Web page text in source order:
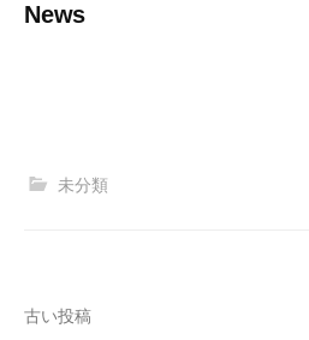
News
未分類
古い投稿